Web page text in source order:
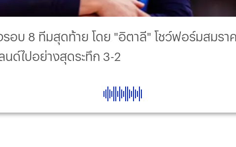
บ 8 ทีมสุดท้าย โดย "อิตาลี" โชว์ฟอร์มสมราค
ด์ไปอย่างสุดระทึก 3-2